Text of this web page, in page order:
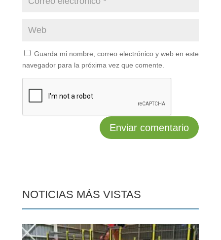
Guarda mi nombre, correo electrónico y web en este
navegador para la próxima vez que comente.
NOTICIAS MÁS VISTAS